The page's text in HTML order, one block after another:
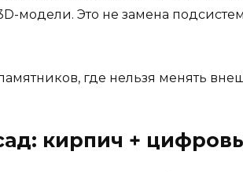
модели. Это не замена
где нельзя менять
кирпич +